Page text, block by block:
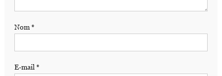
Nom*
E-mail*